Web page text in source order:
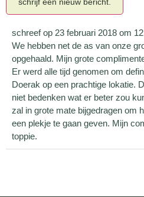
schreef op 23 februari 2018 om
We hebben net de as van onze
opgehaald. Mijn grote
Er werd alle tijd genomen om
Doerak op een prachtige lokatie.
niet bedenken wat er beter zou
zal in grote mate bijgedragen om
een plekje te gaan geven. Mijn
toppie.